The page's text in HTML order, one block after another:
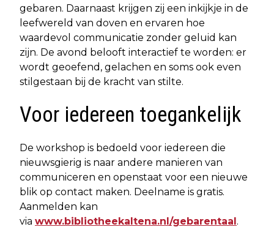
gebaren. Daarnaast krijgen zij een inkijkje in de
leefwereld van doven en ervaren hoe
waardevol communicatie zonder geluid kan
zijn. De avond belooft interactief te worden: er
wordt geoefend, gelachen en soms ook even
stilgestaan bij de kracht van stilte.
Voor iedereen toegankelijk
De workshop is bedoeld voor iedereen die
nieuwsgierig is naar andere manieren van
communiceren en openstaat voor een nieuwe
blik op contact maken. Deelname is gratis.
Aanmelden kan
via www.bibliotheekaltena.nl/gebarentaal.